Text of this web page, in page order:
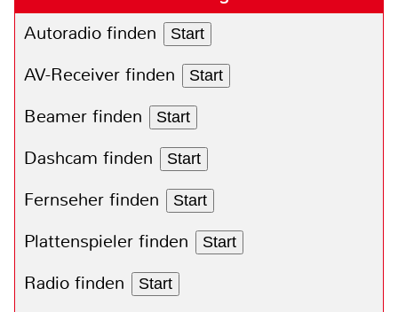
Autoradio finden Start
AV-Receiver finden Start
Beamer finden Start
Dashcam finden Start
Fernseher finden Start
Plattenspieler finden Start
Radio finden Start